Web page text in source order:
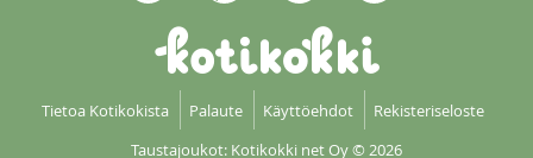
Tietoa Kotikokista Palaute Käyttöehdot
Rekisteriseloste
Taustajoukot: Kotikokki net Oy© 2026